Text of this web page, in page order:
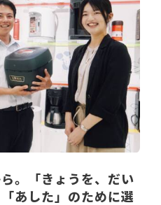
。「きょうを、だい
あした」のために選